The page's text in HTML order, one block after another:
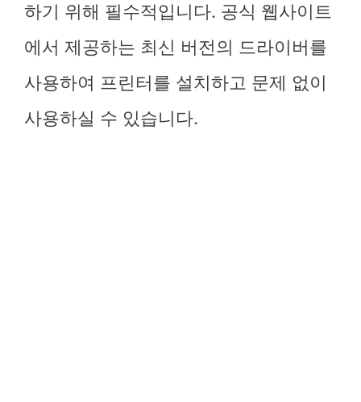
하기 위해 필수적입니다. 공식 웹사이트
에서 제공하는 최신 버전의 드라이버를
사용하여 프린터를 설치하고 문제 없이
사용하실 수 있습니다.